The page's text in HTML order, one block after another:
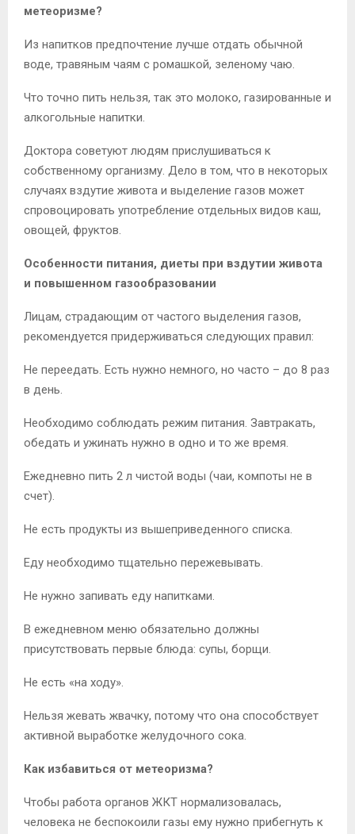
метеоризме?
Из напитков предпочтение лучше отдать обычной
воде, травяным чаям с ромашкой, зеленому чаю.
Что точно пить нельзя, так это молоко, газированные и
алкогольные напитки.
Доктора советуют людям прислушиваться к
собственному организму. Дело в том, что в некоторых
случаях вздутие живота и выделение газов может
спровоцировать употребление отдельных видов каш,
овощей, фруктов.
Особенности питания, диеты при вздутии живота
и повышенном газообразовании
Лицам, страдающим от частого выделения газов,
рекомендуется придерживаться следующих правил:
Не переедать. Есть нужно немного, но часто – до 8 раз
в день.
Необходимо соблюдать режим питания. Завтракать,
обедать и ужинать нужно в одно и то же время.
Ежедневно пить 2 л чистой воды (чаи, компоты не в
счет).
Не есть продукты из вышеприведенного списка.
Еду необходимо тщательно пережевывать.
Не нужно запивать еду напитками.
В ежедневном меню обязательно должны
присутствовать первые блюда: супы, борщи.
Не есть «на ходу».
Нельзя жевать жвачку, потому что она способствует
активной выработке желудочного сока.
Как избавиться от метеоризма?
Чтобы работа органов ЖКТ нормализовалась,
человека не беспокоили газы ему нужно прибегнуть к